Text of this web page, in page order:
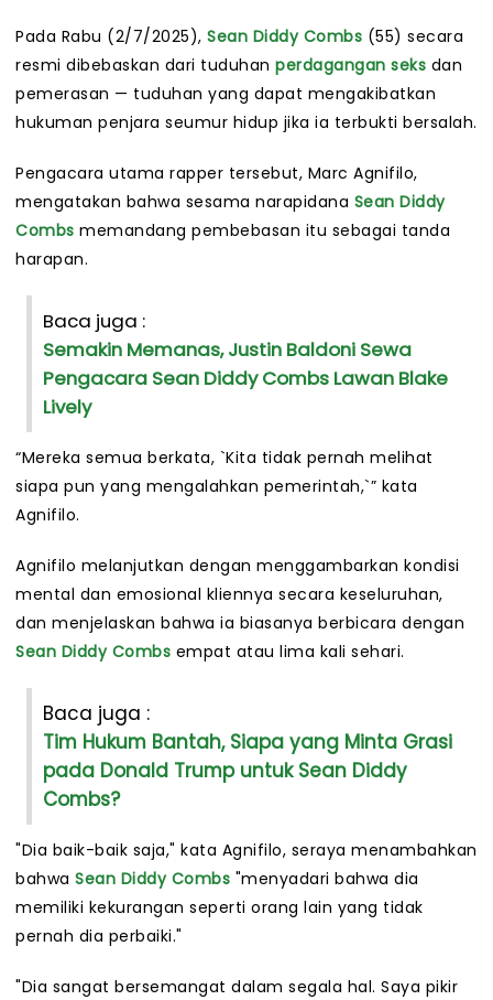
Pada Rabu (2/7/2025), Sean Diddy Combs (55) secara
resmi dibebaskan dari tuduhan perdagangan seks dan
pemerasan — tuduhan yang dapat mengakibatkan
hukuman penjara seumur hidup jika ia terbukti bersalah.
Pengacara utama rapper tersebut, Marc Agnifilo,
mengatakan bahwa sesama narapidana Sean Diddy
Combs memandang pembebasan itu sebagai tanda
harapan.
Baca juga :
Semakin Memanas, Justin Baldoni Sewa
Pengacara Sean Diddy Combs Lawan Blake
Lively
“Mereka semua berkata, `Kita tidak pernah melihat
siapa pun yang mengalahkan pemerintah,`” kata
Agnifilo.
Agnifilo melanjutkan dengan menggambarkan kondisi
mental dan emosional kliennya secara keseluruhan,
dan menjelaskan bahwa ia biasanya berbicara dengan
Sean Diddy Combs empat atau lima kali sehari.
Baca juga :
Tim Hukum Bantah, Siapa yang Minta Grasi
pada Donald Trump untuk Sean Diddy
Combs?
"Dia baik-baik saja," kata Agnifilo, seraya menambahkan
bahwa Sean Diddy Combs "menyadari bahwa dia
memiliki kekurangan seperti orang lain yang tidak
pernah dia perbaiki."
"Dia sangat bersemangat dalam segala hal. Saya pikir